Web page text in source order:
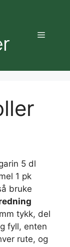
Meny
5 dl
1 pk
bruke
tykk, del
fyll, enten
rute, og